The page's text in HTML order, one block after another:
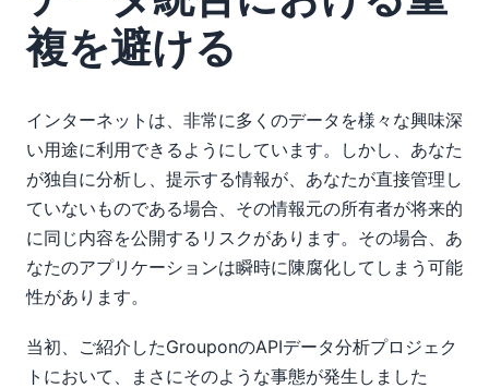
複を避ける
インターネットは、非常に多くのデータを様々な興味深
い用途に利用できるようにしています。しかし、あなた
が独自に分析し、提示する情報が、あなたが直接管理し
ていないものである場合、その情報元の所有者が将来的
に同じ内容を公開するリスクがあります。その場合、あ
なたのアプリケーションは瞬時に陳腐化してしまう可能
性があります。
当初、ご紹介したGrouponのAPIデータ分析プロジェク
トにおいて、まさにそのような事態が発生しました